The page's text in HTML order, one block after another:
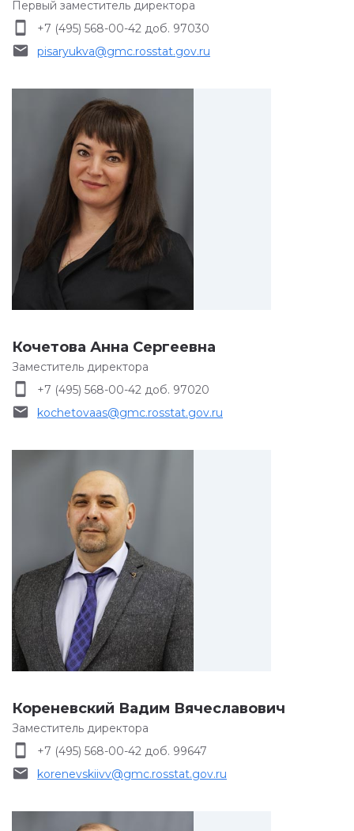
Первый заместитель директора
smartphone +7 (495) 568-00-42 доб. 97030
email pisaryukva@gmc.rosstat.gov.ru
Кочетова Анна Сергеевна
Заместитель директора
smartphone +7 (495) 568-00-42 доб. 97020
email kochetovaas@gmc.rosstat.gov.ru
Кореневский Вадим Вячеславович
Заместитель директора
smartphone +7 (495) 568-00-42 доб. 99647
email korenevskiivv@gmc.rosstat.gov.ru